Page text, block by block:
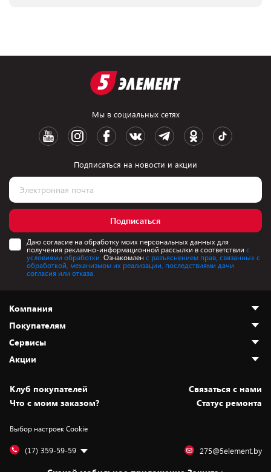
Мы в социальных сетях
Подписаться на новости и акции
Подписаться
Даю согласие на обработку моих персональных данных для
получения рекламно-информационной рассылки в соответствии с
условиями обработки. Ознакомлен с разъяснением прав, связанных с
обработкой, механизмом их реализации, последствиями дачи
согласия или отказа.
Компания
О нас
Адреса магазинов
Новости
Статьи и обзоры
Вакансии
Дай пять добру!
Покупателям
Как сделать заказ
Оплата и доставка
Безналичный расчёт
Обмен и возврат товара
Обработка персональных данных
Подарочные карты
Сервисы
Установка техники
Для игровых консолей
Для мобильных устройств
Для компьютеров
Акции
Скидки и промокоды
Белорусские товары
Бонусы
Оплата частями
Клуб покупателей
Cвязаться с нами
Что с моим заказом?
Статус ремонта
Выбор настроек Cookie
(17) 359-59-59 275@5element.by